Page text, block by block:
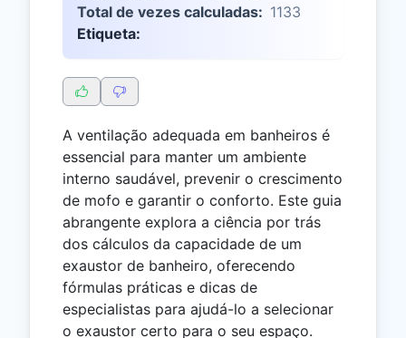
Total de vezes calculadas: 1133
Etiqueta:
A ventilação adequada em banheiros é
essencial para manter um ambiente
interno saudável, prevenir o crescimento
de mofo e garantir o conforto. Este guia
abrangente explora a ciência por trás
dos cálculos da capacidade de um
exaustor de banheiro, oferecendo
fórmulas práticas e dicas de
especialistas para ajudá-lo a selecionar
o exaustor certo para o seu espaço.